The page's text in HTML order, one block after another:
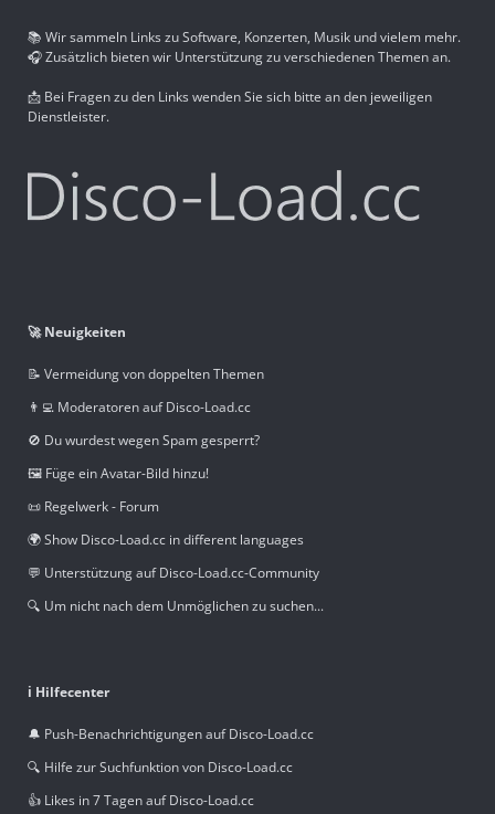
📚 Wir sammeln Links zu Software, Konzerten, Musik und vielem mehr.
🎧 Zusätzlich bieten wir Unterstützung zu verschiedenen Themen an.
📩 Bei Fragen zu den Links wenden Sie sich bitte an den jeweiligen
Dienstleister.
🚀 Neuigkeiten
📝 Vermeidung von doppelten Themen
👨‍💻 Moderatoren auf Disco-Load.cc
🚫 Du wurdest wegen Spam gesperrt?
🖼️ Füge ein Avatar-Bild hinzu!
📜 Regelwerk - Forum
🌍 Show Disco-Load.cc in different languages
💬 Unterstützung auf Disco-Load.cc-Community
🔍 Um nicht nach dem Unmöglichen zu suchen...
ℹ️ Hilfecenter
🔔 Push-Benachrichtigungen auf Disco-Load.cc
🔍 Hilfe zur Suchfunktion von Disco-Load.cc
👍 Likes in 7 Tagen auf Disco-Load.cc